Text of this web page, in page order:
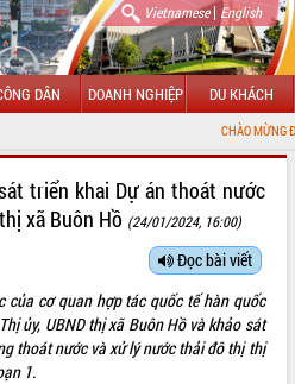
Vietnamese| English
DÂN DOANH NGHIỆP DU KHÁCH
CHÀO MỪNG ĐẾN VỚI CỔNG
triển khai Dự án thoát nước
xã Buôn Hồ (24/01/2024, 16:00)
Đọc bài viết
của cơ quan hợp tác quốc tế hàn quốc
ủy, UBND thị xã Buôn Hồ và khảo sát
thoát nước và xử lý nước thải đô thị thị
1.